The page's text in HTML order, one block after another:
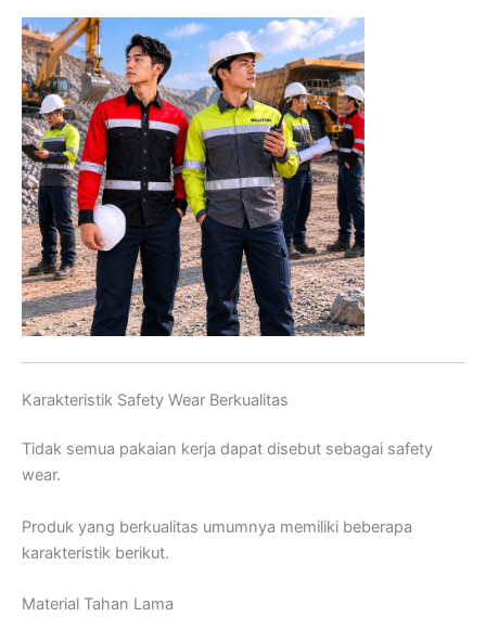
Karakteristik Safety Wear Berkualitas
Tidak semua pakaian kerja dapat disebut sebagai safety
wear.
Produk yang berkualitas umumnya memiliki beberapa
karakteristik berikut.
Material Tahan Lama